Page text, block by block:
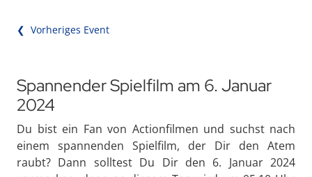
❮ Vorheriges Event
Spannender Spielfilm am 6. Januar
2024
Du bist ein Fan von Actionfilmen und suchst nach
einem spannenden Spielfilm, der Dir den Atem
raubt? Dann solltest Du Dir den 6. Januar 2024